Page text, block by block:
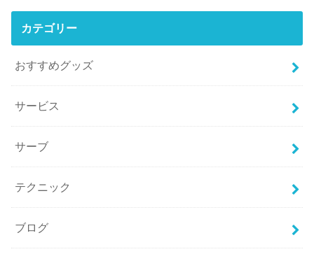
カテゴリー
おすすめグッズ
サービス
サーブ
テクニック
ブログ